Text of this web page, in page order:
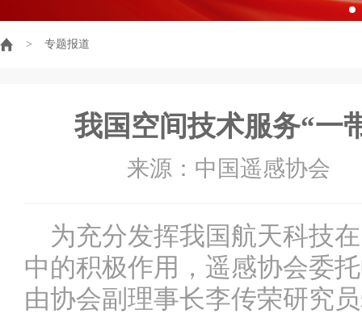
> 专题报道
我国空间技术服务“一
来源：中国遥感协会
为充分发挥我国航天科技
中的积极作用，遥感协会委
由协会副理事长李传荣研究